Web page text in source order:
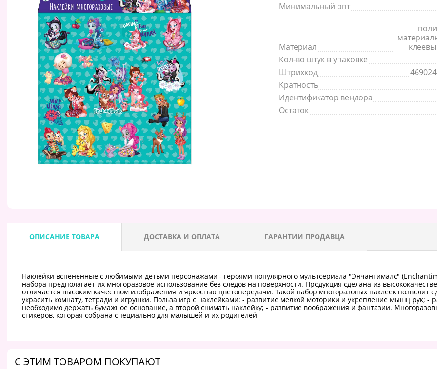
Минимальный опт
Материал
Кол-во штук в упаковке
Штрихкод
Кратность
Идентификатор вендора
Остаток
ОПИСАНИЕ ТОВАРА ДОСТАВКА И ОПЛАТА ГАРАНТИИ ПРОДАВЦА
Наклейки вспененные с любимыми детьми персонажами - героями популярного мультсериала "Энчантималс"
набора предполагает их многоразовое использование без следов на поверхности. Продукция сделана из
отличается высоким качеством изображения и яркостью цветопередачи. Такой набор многоразовых наклеек
украсить комнату, тетради и игрушки. Польза игр с наклейками: - развитие мелкой моторики и укрепление мышц рук; -
необходимо держать бумажное основание, а второй снимать наклейку; - развитие воображения и фантазии.
стикеров, которая собрана специально для малышей и их родителей!
C ЭТИМ ТОВАРОМ ПОКУПАЮТ